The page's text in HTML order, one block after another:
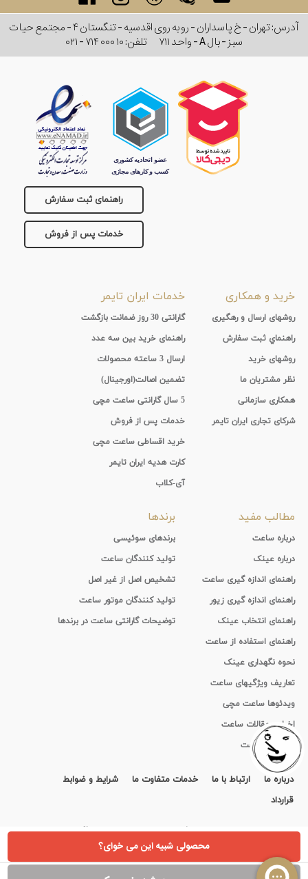
محصولی شبیه این می خوای؟
آدرس: تهران - خ پاسداران - رو به روی اقدسیه - تنگستان ۴ - مجتمع حیات
سبز - بال A - واحد ۷۱۱
تلفن:۰۲۱ - ۷۱۴ ۰۰۰ ۱۰
راهنمای ثبت سفارش
خدمات پس از فروش
خرید و همکاری
روشهای ارسال و رهگیری
راهنماي ثبت سفارش
روشهای خرید
نظر مشتریان ما
همکاری سازمانی
شرکای تجاری ایران تایمر
خدمات ایران تایمر
گارانتی 30 روز ضمانت بازگشت
راهنمای خرید بین سه عدد
ارسال 3 ساعته محصولات
تضمین اصالت(اورجینال)
5 سال گارانتی ساعت مچی
خدمات پس از فروش
خرید اقساطی ساعت مچی
کارت هدیه ایران تایمر
آی-کلاب
مطالب مفید
درباره ساعت
درباره عینک
راهنمای اندازه گیری ساعت
راهنمای اندازه گیری زیور
راهنمای انتخاب عینک
راهنمای استفاده از ساعت
نحوه نگهداری عینک
تعاریف ویژگیهای ساعت
ویدئوها ساعت مچی
اخبار و مقالات ساعت
تاریخچه ساعت
برندها
برندهای سوئیسی
تولید کنندگان ساعت
تشخیص اصل از غیر اصل
تولید کنندگان موتور ساعت
توضیحات گارانتی ساعت در برندها
درباره ما ارتباط با ما خدمات متفاوت ما
شرایط و ضوابط
قرارداد
استفاده از مطالب سايت ایران تایمر فقط برای مقاصد غیر تجاری و با ذکر منبع بلامانع است.
Copyright ©